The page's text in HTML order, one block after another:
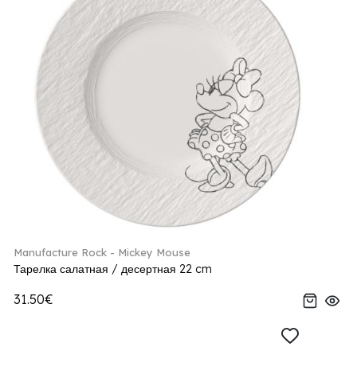
Manufacture Rock - Mickey Mouse
Тарелка салатная / десертная 22 cm
31.50€